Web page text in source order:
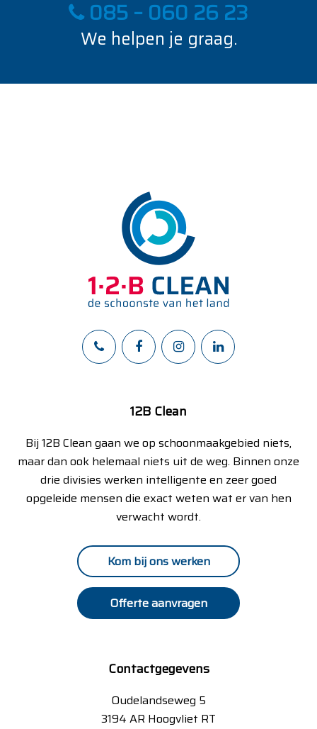
085 – 060 26 23
We helpen je graag.
12B Clean
Bij 12B Clean gaan we op schoonmaakgebied niets,
maar dan ook helemaal niets uit de weg. Binnen onze
drie divisies werken intelligente en zeer goed
opgeleide mensen die exact weten wat er van hen
verwacht wordt.
Kom bij ons werken
Offerte aanvragen
Contactgegevens
Oudelandseweg 5
3194 AR Hoogvliet RT